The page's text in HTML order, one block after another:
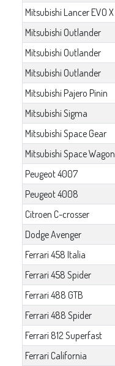
Mitsubishi Lancer EVO X
Mitsubishi Outlander
Mitsubishi Outlander
Mitsubishi Outlander
Mitsubishi Pajero Pinin
Mitsubishi Sigma
Mitsubishi Space Gear
Mitsubishi Space Wagon
Peugeot 4007
Peugeot 4008
Citroen C-crosser
Dodge Avenger
Ferrari 458 Italia
Ferrari 458 Spider
Ferrari 488 GTB
Ferrari 488 Spider
Ferrari 812 Superfast
Ferrari California